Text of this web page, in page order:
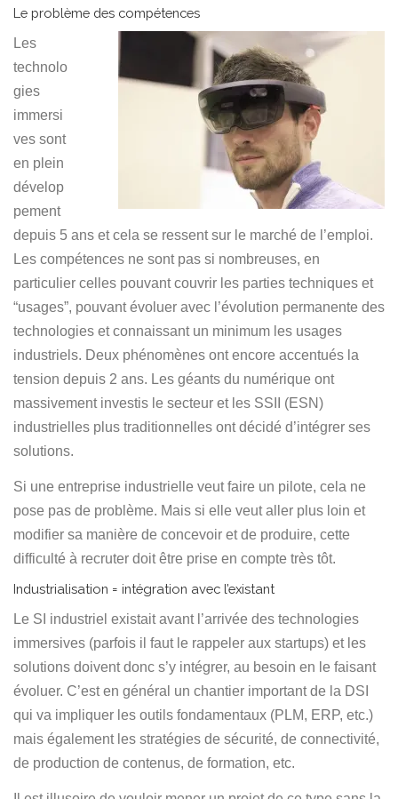
Le problème des compétences
Les
technolo
gies
immersi
ves sont
en plein
dévelop
pement
depuis 5 ans et cela se ressent sur le marché de l’emploi.
Les compétences ne sont pas si nombreuses, en
particulier celles pouvant couvrir les parties techniques et
“usages”, pouvant évoluer avec l’évolution permanente des
technologies et connaissant un minimum les usages
industriels. Deux phénomènes ont encore accentués la
tension depuis 2 ans. Les géants du numérique ont
massivement investis le secteur et les SSII (ESN)
industrielles plus traditionnelles ont décidé d’intégrer ses
solutions.
Si une entreprise industrielle veut faire un pilote, cela ne
pose pas de problème. Mais si elle veut aller plus loin et
modifier sa manière de concevoir et de produire, cette
difficulté à recruter doit être prise en compte très tôt.
Industrialisation = intégration avec l’existant
Le SI industriel existait avant l’arrivée des technologies
immersives (parfois il faut le rappeler aux startups) et les
solutions doivent donc s’y intégrer, au besoin en le faisant
évoluer. C’est en général un chantier important de la DSI
qui va impliquer les outils fondamentaux (PLM, ERP, etc.)
mais également les stratégies de sécurité, de connectivité,
de production de contenus, de formation, etc.